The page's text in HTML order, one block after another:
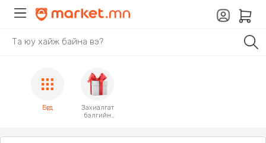
Бүгд
Захиалгат
бэлгийн